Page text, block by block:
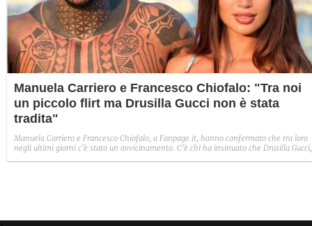
Manuela Carriero e Francesco Chiofalo: "Tra noi
un piccolo flirt ma Drusilla Gucci non è stata
tradita"
Manuela Carriero e Francesco Chiofalo, a Fanpage.it, hanno confermato che tra loro
negli ultimi giorni c'è stato un avvicinamento. C'è chi ha insinuato che Drusilla Gucci,